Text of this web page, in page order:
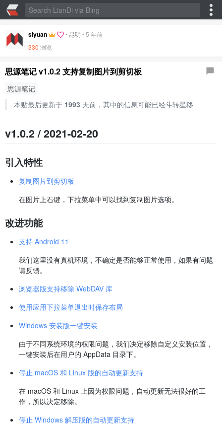
siyuan • 昆明 •5 年前
330 浏览
思源笔记 v1.0.2 支持复制图片到剪切板
思源笔记
本贴最后更新于 1993 天前，其中的信息可能已经斗转星移
v1.0.2 / 2021-02-20
引入特性
复制图片到剪切板
在图片上右键，下拉菜单中可以找到复制图片选项。
改进功能
支持 Android 11
我们这里没有真机环境，不确定是否能够正常使用，如果有问题
请反馈。
浏览器版支持移除 WebDAV 库
使用应用下拉菜单退出时保存布局
Windows 安装版一键安装
由于不同系统环境的权限问题，我们决定移除自定义安装位置，
一键安装后在用户的 AppData 目录下。
停止 macOS 和 Linux 版的自动更新支持
在 macOS 和 Linux 上因为权限问题，自动更新无法很好的工
作，所以决定移除。
停止 Windows 解压版的自动更新支持